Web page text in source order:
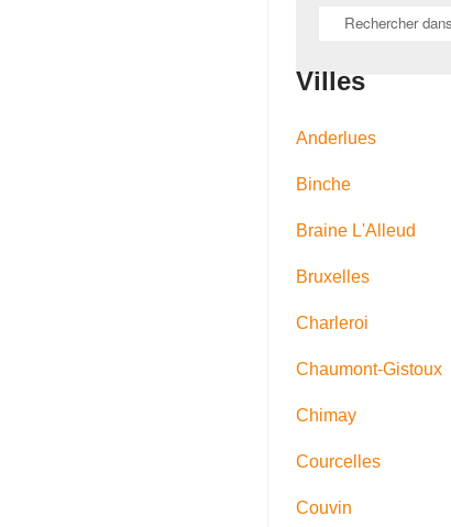
Villes
Anderlues
Binche
Braine L'Alleud
Bruxelles
Charleroi
Chaumont-Gistoux
Chimay
Courcelles
Couvin